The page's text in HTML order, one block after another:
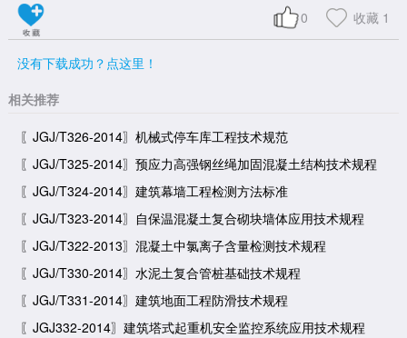
收藏 1
0
没有下载成功？点这里！
相关推荐
〖JGJ/T326-2014〗机械式停车库工程技术规范
〖JGJ/T325-2014〗预应力高强钢丝绳加固混凝土结构技术规程
〖JGJ/T324-2014〗建筑幕墙工程检测方法标准
〖JGJ/T323-2014〗自保温混凝土复合砌块墙体应用技术规程
〖JGJ/T322-2013〗混凝土中氯离子含量检测技术规程
〖JGJ/T330-2014〗水泥土复合管桩基础技术规程
〖JGJ/T331-2014〗建筑地面工程防滑技术规程
〖JGJ332-2014〗建筑塔式起重机安全监控系统应用技术规程